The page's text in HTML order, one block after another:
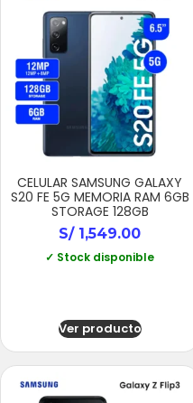
CELULAR SAMSUNG GALAXY
S20 FE 5G MEMORIA RAM 6GB
STORAGE 128GB
S/1,549.00
✓ Stock disponible
Ver producto